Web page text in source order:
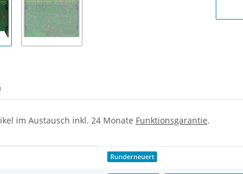
im Austausch inkl. 24 Monate Funktionsgarantie.
Runderneuert